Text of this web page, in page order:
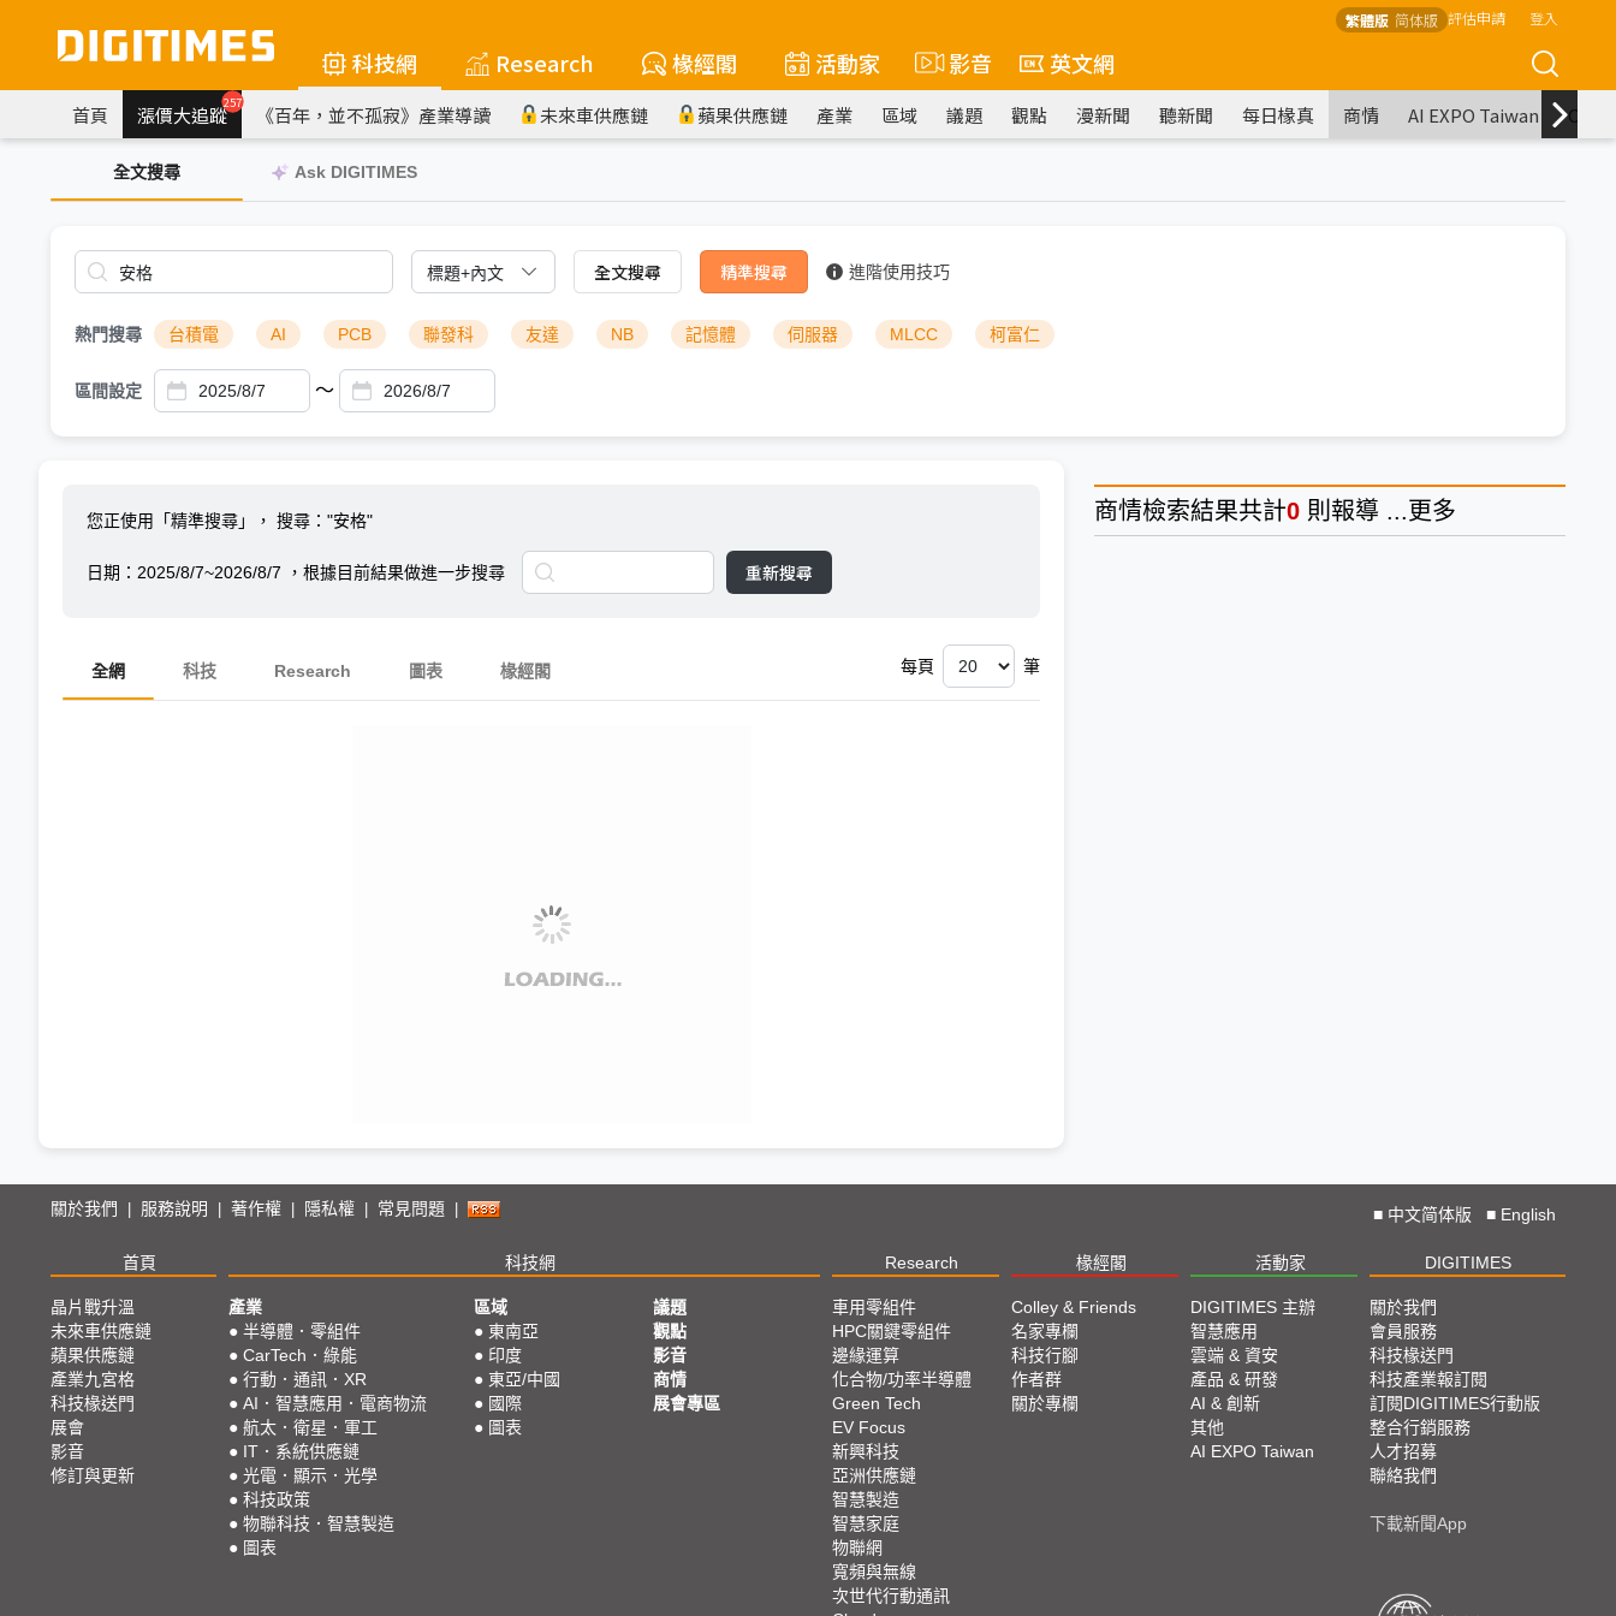
繁體版 简体版 評估申請 登入
科技網 Research 椽經閣 活動家 影音 英文網
首頁 漲價大追蹤257 《百年，並不孤寂》產業導讀 未來車供應鏈 蘋果供應鏈 產業 區域 議題 觀點 漫新聞 聽新聞 每日椽真 商情 AI EXPO Taiwan
全文搜尋 Ask DIGITIMES
全文搜尋 精準搜尋 進階使用技巧
熱門搜尋 台積電 AI PCB 聯發科 友達 NB 記憶體 伺服器 MLCC 柯富仁
區間設定 ～
您正使用「精準搜尋」， 搜尋："安格"
日期： 2025/8/7~2026/8/7 ，根據目前結果做進一步搜尋 重新搜尋
全網 科技 Research 圖表 椽經閣 每頁 筆
商情檢索結果共計0 則報導 ... 更多
關於我們 服務說明 著作權 隱私權 常見問題 ■ 中文简体版 ■ English
首頁 科技網 Research 椽經閣 活動家 DIGITIMES
晶片戰升溫
未來車供應鏈
蘋果供應鏈
產業九宮格
科技椽送門
展會
影音
修訂與更新
產業
● 半導體．零組件
● CarTech．綠能
● 行動．通訊．XR
● AI．智慧應用．電商物流
● 航太．衛星．軍工
● IT．系統供應鏈
● 光電．顯示．光學
● 科技政策
● 物聯科技．智慧製造
● 圖表
區域
● 東南亞
● 印度
● 東亞/中國
● 國際
● 圖表
議題
觀點
影音
商情
展會專區
車用零組件
HPC關鍵零組件
邊緣運算
化合物/功率半導體
Green Tech
EV Focus
新興科技
亞洲供應鏈
智慧製造
智慧家庭
物聯網
寬頻與無線
次世代行動通訊
Colley & Friends
名家專欄
科技行腳
作者群
關於專欄
DIGITIMES 主辦
智慧應用
雲端 & 資安
產品 & 研發
AI & 創新
其他
AI EXPO Taiwan
關於我們
會員服務
科技椽送門
科技產業報訂閱
訂閱DIGITIMES行動版
整合行銷服務
人才招募
聯絡我們
下載新聞App